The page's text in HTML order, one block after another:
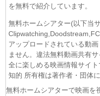
（誇）！ 第7話
(05/08) 花ざかりの君たちへ
(05/08) ドライな同期の溺愛
(05/08)今夜もシリアルキラ
(05/08)Tokyo middle 30
(05/08)ファーストクライ
(05/08)クレバテスⅡ-魔獣の
を無料で紹介しています。
無料ホームシアター(以下当
アップロードされている動
ません。違法無料動画共有
全に楽しめる映画情報サイ
知的 所有権は著作者・団体
無料ホームシアターで映画を